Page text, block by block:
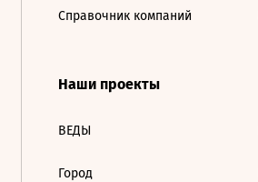
Справочник компаний
Наши проекты
ВЕДЫ
Город